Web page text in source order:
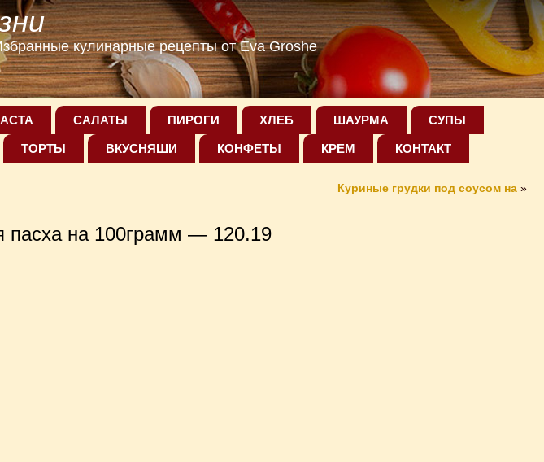
кулинарные рецепты от Eva Groshe
САЛАТЫ ПИРОГИ ХЛЕБ ШАУРМА СУПЫ
ТОРТЫ ВКУСНЯШИ КОНФЕТЫ КРЕМ КОНТАКТ
Куриные грудки под соусом на »
пасха на 100грамм — 120.19